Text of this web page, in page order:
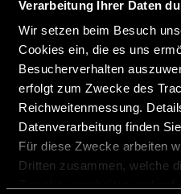
Verarbeitung Ihrer Daten
Wir setzen beim Besuch
Cookies ein, die es uns
Besucherverhalten
erfolgt zum Zwecke des
Reichweitenmessung.
Datenverarbeitung finden
Für diese Zwecke arbeiten
Dritten zusammen, welche